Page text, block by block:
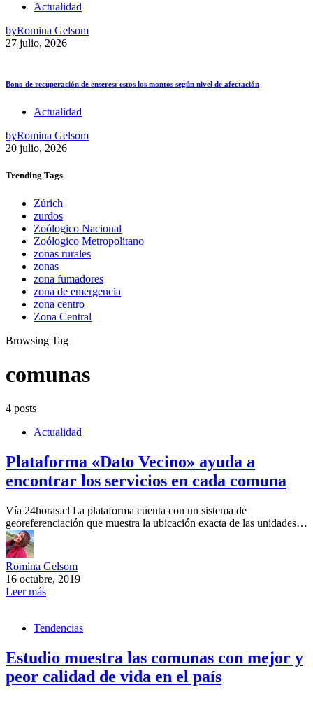
Actualidad
byRomina Gelsom
27 julio, 2026
Bono de recuperación de enseres: estos los montos según nivel de afectación
Actualidad
byRomina Gelsom
20 julio, 2026
Trending Tags
Zúrich
zurdos
Zoólogico Nacional
Zoólogico Metropolitano
zonas rurales
zonas
zona fumadores
zona de emergencia
zona centro
Zona Central
Browsing Tag
comunas
4 posts
Actualidad
Plataforma «Dato Vecino» ayuda a
encontrar los servicios en cada comuna
Vía 24horas.cl La plataforma cuenta con un sistema de
georeferenciación que muestra la ubicación exacta de las unidades…
Romina Gelsom
16 octubre, 2019
Leer más
Tendencias
Estudio muestra las comunas con mejor y
peor calidad de vida en el país